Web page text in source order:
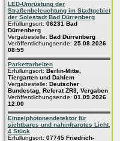
LED-Umrüstung der
Straßenbeleuchtung im Stadtgebiet
der Solestadt Bad Dürrenberg
Erfüllungsort: 06231 Bad
Dürrenberg
Vergabestelle: Bad Dürrenberg
Veröffentlichungsende: 25.08.2026
08:59
Parkettarbeiten
Erfüllungsort: Berlin-Mitte,
Tiergarten und Dahlem
Vergabestelle: Deutscher
Bundestag, Referat ZR3, Vergaben
Veröffentlichungsende: 01.09.2026
12:00
Einzelphotonendetektor für
sichtbares und nahinfrarotes Licht,
4 Stück
Erfüllungsort: 07745 Friedrich-